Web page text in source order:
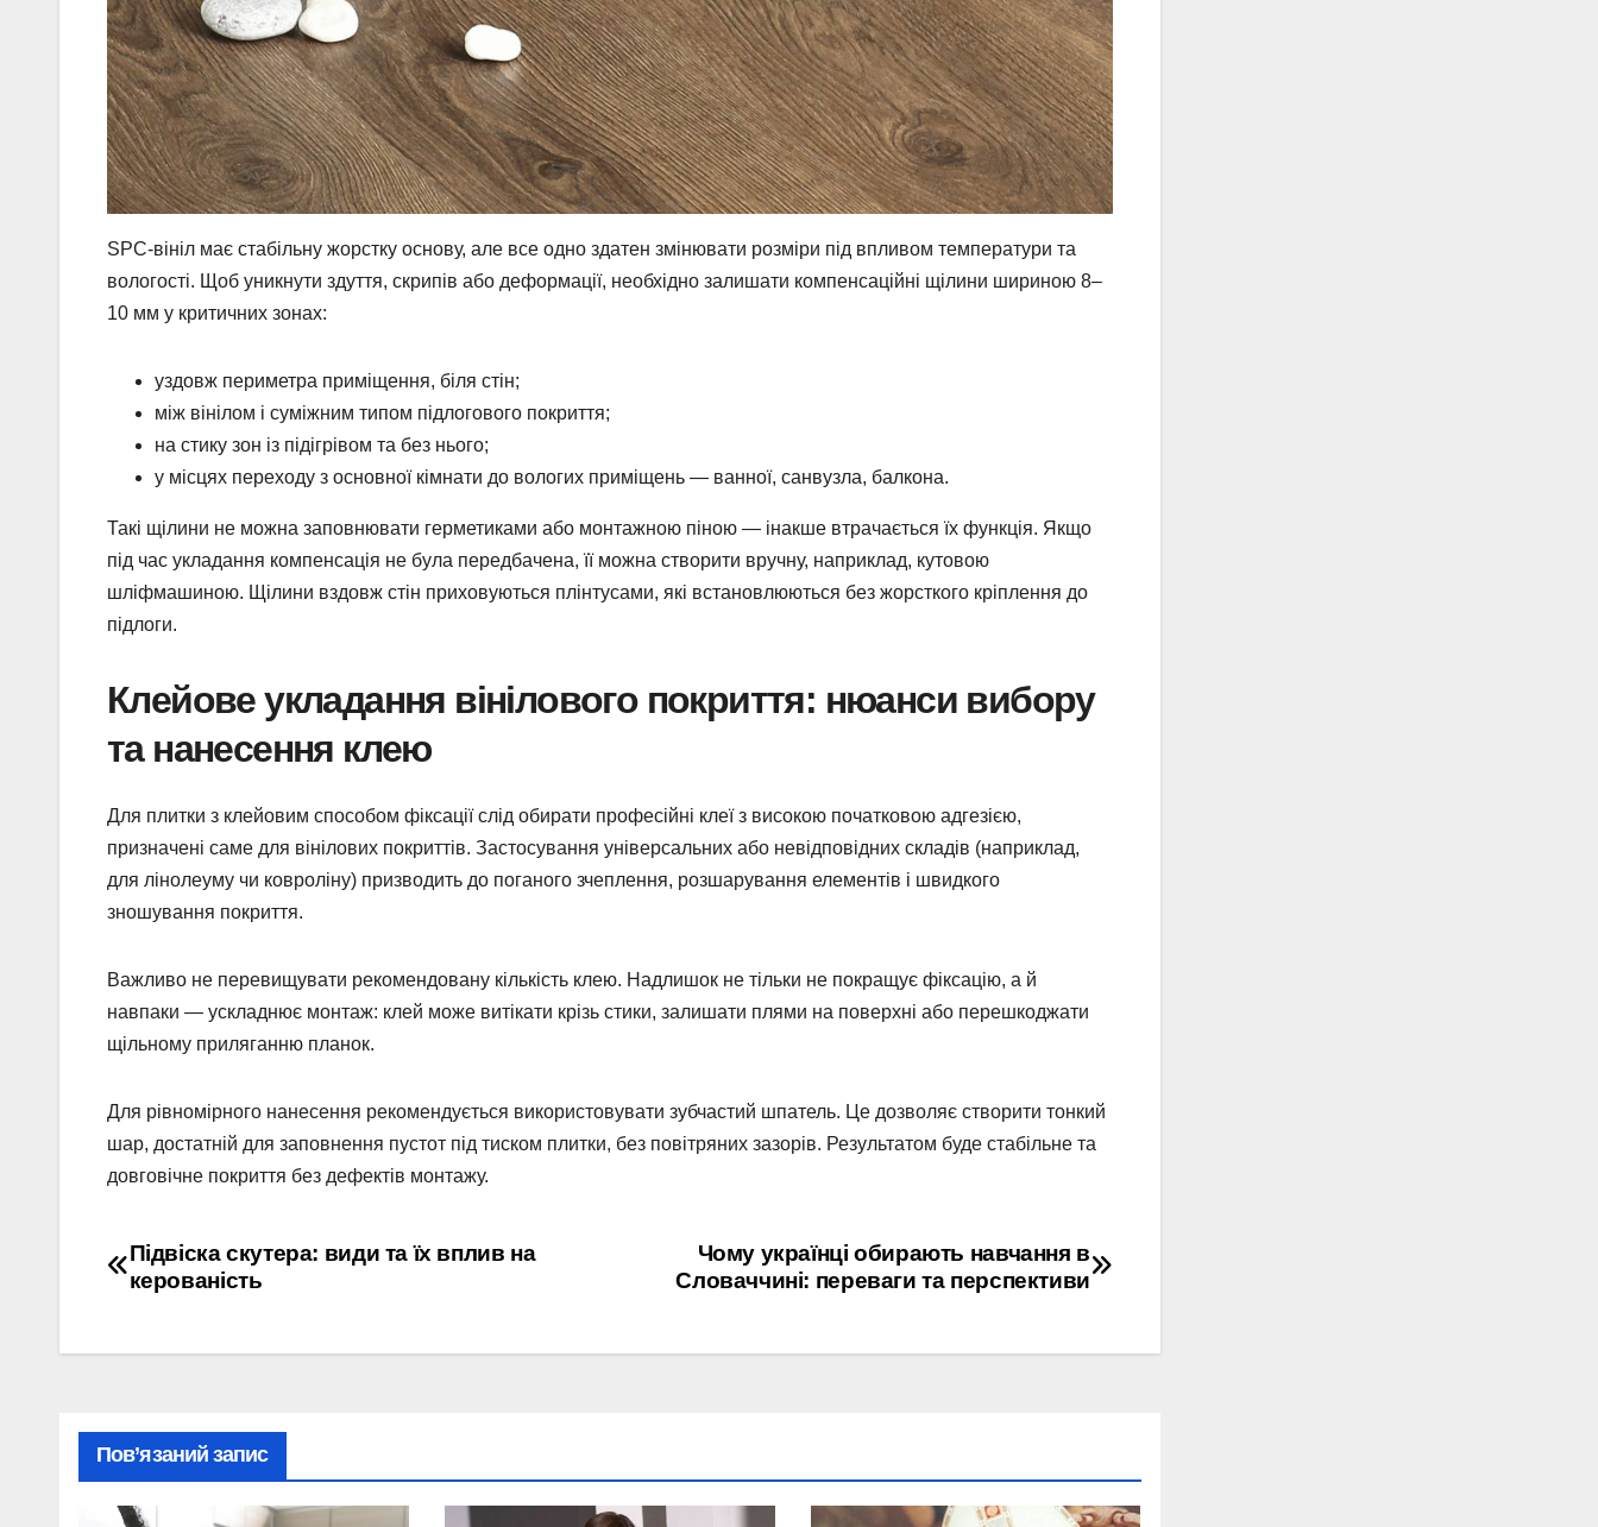
SPC-вініл має стабільну жорстку основу, але все одно здатен змінювати розміри під впливом температури та
вологості. Щоб уникнути здуття, скрипів або деформації, необхідно залишати компенсаційні щілини шириною 8–
10 мм у критичних зонах:
уздовж периметра приміщення, біля стін;
між вінілом і суміжним типом підлогового покриття;
на стику зон із підігрівом та без нього;
у місцях переходу з основної кімнати до вологих приміщень — ванної, санвузла, балкона.
Такі щілини не можна заповнювати герметиками або монтажною піною — інакше втрачається їх функція. Якщо
під час укладання компенсація не була передбачена, її можна створити вручну, наприклад, кутовою
шліфмашиною. Щілини вздовж стін приховуються плінтусами, які встановлюються без жорсткого кріплення до
підлоги.
Клейове укладання вінілового покриття: нюанси вибору
та нанесення клею
Для плитки з клейовим способом фіксації слід обирати професійні клеї з високою початковою адгезією,
призначені саме для вінілових покриттів. Застосування універсальних або невідповідних складів (наприклад,
для лінолеуму чи ковроліну) призводить до поганого зчеплення, розшарування елементів і швидкого
зношування покриття.
Важливо не перевищувати рекомендовану кількість клею. Надлишок не тільки не покращує фіксацію, а й
навпаки — ускладнює монтаж: клей може витікати крізь стики, залишати плями на поверхні або перешкоджати
щільному приляганню планок.
Для рівномірного нанесення рекомендується використовувати зубчастий шпатель. Це дозволяє створити тонкий
шар, достатній для заповнення пустот під тиском плитки, без повітряних зазорів. Результатом буде стабільне та
довговічне покриття без дефектів монтажу.
Навігація
Чому українці обирають навчання в
Словаччині: переваги та перспективи
Підвіска скутера: види та їх вплив на
керованість
Пов’язаний запис